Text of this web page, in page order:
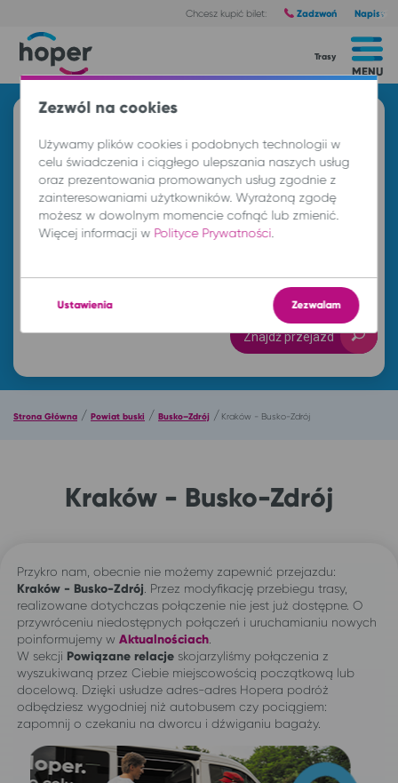
Chcesz kupić bilet: Zadzwoń Napisz
MENU
Trasy
DO
pn. 10 sie. -- : --
Znajdź przejazd
Strona Główna / Powiat buski / Busko–Zdrój /Kraków - Busko-Zdrój
Kraków - Busko-Zdrój
Przykro nam, obecnie nie możemy zapewnić przejazdu:
Kraków - Busko-Zdrój . Przez modyfikację przebiegu trasy,
realizowane dotychczas połączenie nie jest już dostępne. O
przywróceniu niedostępnych połączeń i uruchamianiu nowych
poinformujemy w Aktualnościach
W sekcji Powiązane relacje skojarzyliśmy połączenia z
wyszukiwaną przez Ciebie miejscowością początkową lub
docelową. Dzięki usłudze adres-adres Hopera podróż
odbędziesz wygodniej niż autobusem czy pociągiem:
zapomnij o czekaniu na dworcu i dźwiganiu bagaży.
Zezwól na cookies
Używamy plików cookies i podobnych technologii w
celu świadczenia i ciągłego ulepszania naszych usług
oraz prezentowania promowanych usług zgodnie z
zainteresowaniami użytkowników. Wyrażoną zgodę
możesz w dowolnym momencie cofnąć lub zmienić.
Więcej informacji w Polityce Prywatności
Ustawienia Zezwalam